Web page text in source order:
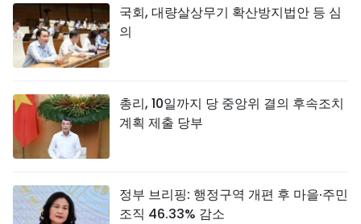
국회, 대량살상무기 확산방지법안 등 심
의
총리, 10일까지 당 중앙위 결의 후속조치
계획 제출 당부
정부 브리핑: 행정구역 개편 후 마을·주민
조직 46.33% 감소